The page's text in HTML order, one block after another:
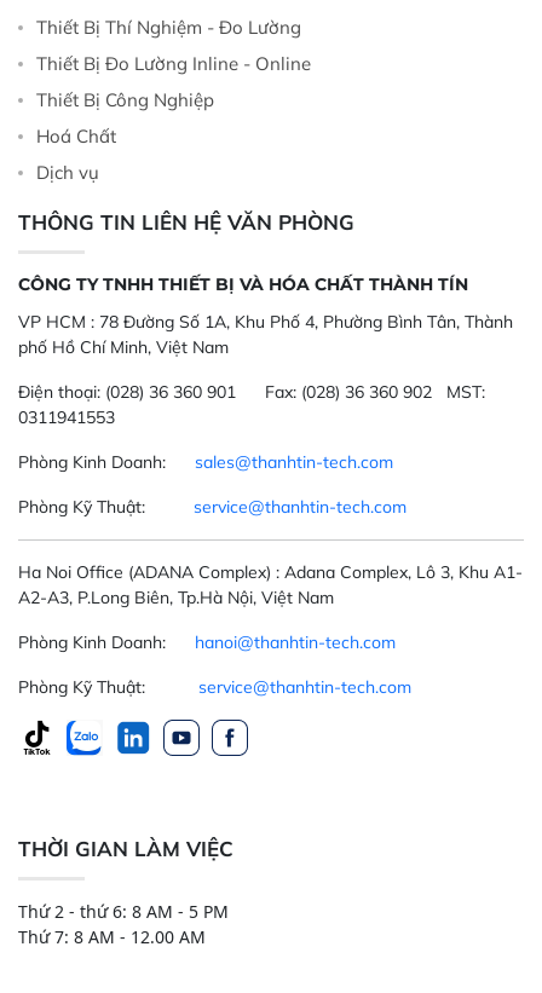
Thiết Bị Thí Nghiệm - Đo Lường
Thiết Bị Đo Lường Inline - Online
Thiết Bị Công Nghiệp
Hoá Chất
Dịch vụ
THÔNG TIN LIÊN HỆ VĂN PHÒNG
CÔNG TY TNHH THIẾT BỊ VÀ HÓA CHẤT THÀNH TÍN
VP HCM : 78 Đường Số 1A, Khu Phố 4, Phường Bình Tân, Thành
phố Hồ Chí Minh, Việt Nam
Điện thoại: (028) 36 360 901 Fax: (028) 36 360 902 MST:
0311941553
Phòng Kinh Doanh: sales@thanhtin-tech.com
Phòng Kỹ Thuật: service@thanhtin-tech.com
Ha Noi Office (ADANA Complex) : Adana Complex, Lô 3, Khu A1-
A2-A3, P.Long Biên, Tp.Hà Nội, Việt Nam
Phòng Kinh Doanh: hanoi@thanhtin-tech.com
Phòng Kỹ Thuật: service@thanhtin-tech.com
THỜI GIAN LÀM VIỆC
Thứ 2 - thứ 6: 8 AM - 5 PM
Thứ 7: 8 AM - 12.00 AM